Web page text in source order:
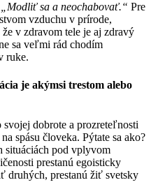
„Modliť sa a neochabovať.“ Pre
vzduchu v prírode,
v zdravom tele je aj zdravý
sa veľmi rád chodím
ruke.
je akýmsi trestom alebo
dobrote a prozreteľnosti
spásu človeka. Pýtate sa ako?
situáciách pod vplyvom
prestanú egoisticky
druhých, prestanú žiť svetsky